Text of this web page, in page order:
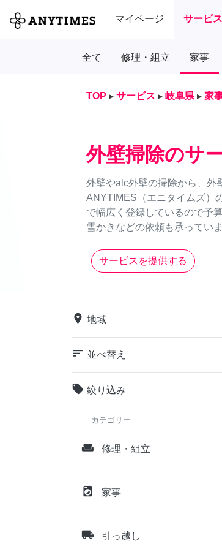
マイページ サービス
全て 修理・組立 家事
TOP ▸ サービス ▸ 岐阜県 ▸ 家
外壁掃除のサ
外壁やalc外壁の掃除から、外
ANYTIMES（エニタイムズ）
で幅広く登録しているので予
雪かきなどの依頼も承ってい
サービスを提供する
place 地域
sort 並べ替え
local_offer 絞り込み
カテゴリー
weekend 修理・組立
local_laundry_service 家事
local_shipping 引っ越し